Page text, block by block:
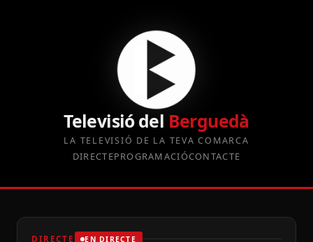
Televisió del Berguedà
LA TELEVISIÓ DE LA TEVA COMARCA
DIRECTEPROGRAMACIÓCONTACTE
DIRECTE EN DIRECTE